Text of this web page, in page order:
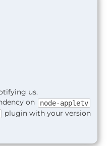
us.
on
node-appletv
plugin with your version